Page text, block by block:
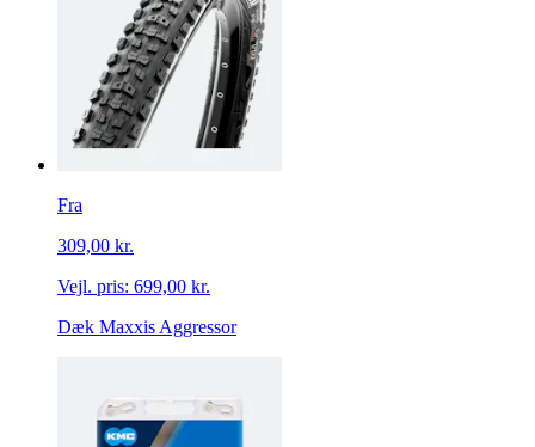
Fra
309,00 kr.
Vejl. pris: 699,00 kr.
Dæk Maxxis Aggressor